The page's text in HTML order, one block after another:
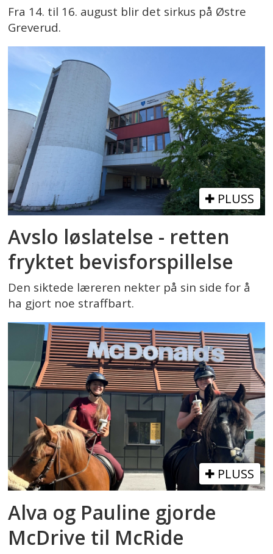
Fra 14. til 16. august blir det sirkus på Østre
Greverud.
PLUSS
Avslo løslatelse - retten
fryktet bevisforspillelse
Den siktede læreren nekter på sin side for å
ha gjort noe straffbart.
PLUSS
Alva og Pauline gjorde
McDrive til McRide